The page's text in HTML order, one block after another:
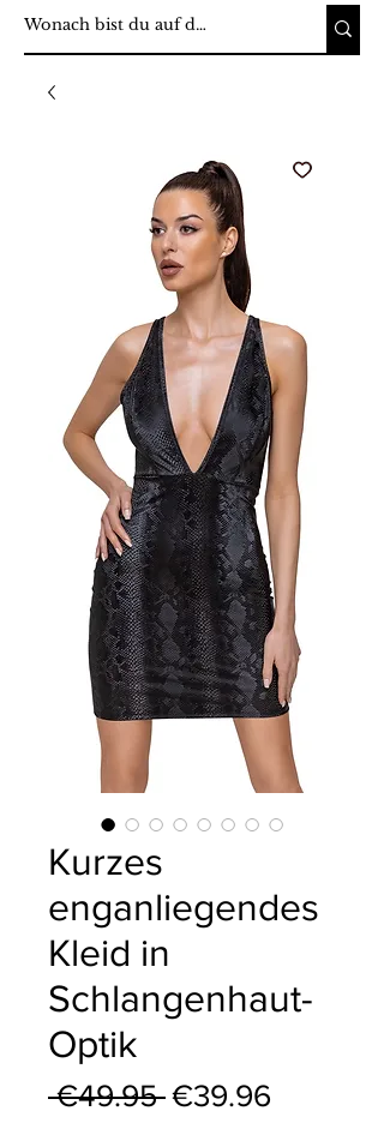
Kurzes
enganliegendes
Kleid in
Schlangenhaut-
Optik
€49.95 Regular Price
€39.96